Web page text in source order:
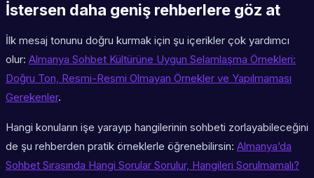
İstersen daha geniş rehberlere göz at
İlk mesaj tonunu doğru kurmak için şu içerikler çok yardımcı
olur: Almanya Sohbet Kültürüne Uygun Selamlaşma Örnekleri:
Doğru Ton, Resmi-Resmi Olmayan Örnekler ve Yapılmaması
Gerekenler.
Hangi konuların işe yarayıp hangilerinin sohbeti zorlayabileceğini
de şu rehberden pratik örneklerle öğrenebilirsin: Almanya’da
Sohbet Sırasında Hangi Sorular Sorulur, Hangileri Sorulmamalı?